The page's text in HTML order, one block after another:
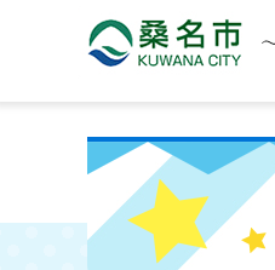
桑名市 KUWANA